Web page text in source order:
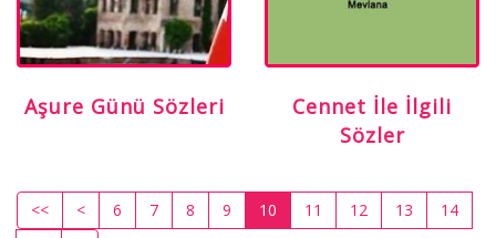
Aşure Günü Sözleri
Cennet İle İlgili
Sözler
<< < 6 7 8 9 10 11 12 13
14